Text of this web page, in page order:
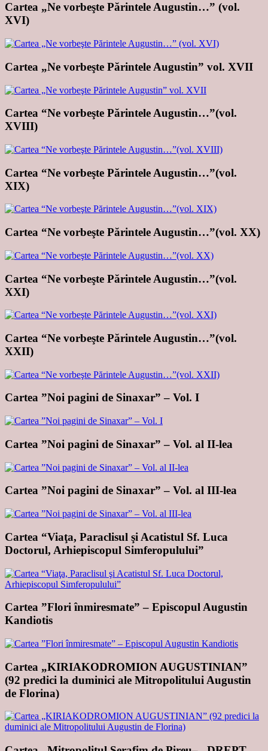
Cartea „Ne vorbeşte Părintele Augustin…” (vol.
XVI)
Cartea „Ne vorbeşte Părintele Augustin” vol. XVII
Cartea “Ne vorbeşte Părintele Augustin…”(vol.
XVIII)
Cartea “Ne vorbeşte Părintele Augustin…”(vol.
XIX)
Cartea “Ne vorbeşte Părintele Augustin…”(vol. XX)
Cartea “Ne vorbeşte Părintele Augustin…”(vol.
XXI)
Cartea “Ne vorbeşte Părintele Augustin…”(vol.
XXII)
Cartea ”Noi pagini de Sinaxar” – Vol. I
Cartea ”Noi pagini de Sinaxar” – Vol. al II-lea
Cartea ”Noi pagini de Sinaxar” – Vol. al III-lea
Cartea “Viaţa, Paraclisul şi Acatistul Sf. Luca
Doctorul, Arhiepiscopul Simferopulului”
Cartea ”Flori înmiresmate” – Episcopul Augustin
Kandiotis
Cartea „KIRIAKODROMION AUGUSTINIAN”
(92 predici la duminici ale Mitropolitului Augustin
de Florina)